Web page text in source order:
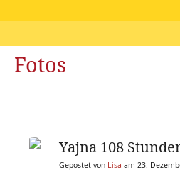
Fotos
Yajna 108
Gepostet von Lisa am 23.